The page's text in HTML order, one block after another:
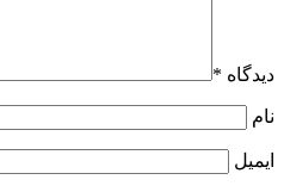
دیدگاه *
نام
ایمیل